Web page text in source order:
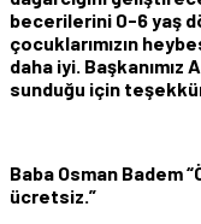
becerilerini 0-6 yaş
çocuklarımızın
daha iyi. Başkanımız
sunduğu için
Baba Osman Badem
ücretsiz.”